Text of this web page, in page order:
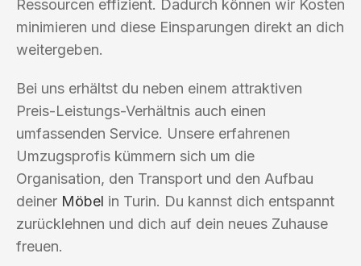
Ressourcen effizient. Dadurch können wir Kosten
minimieren und diese Einsparungen direkt an dich
weitergeben.
Bei uns erhältst du neben einem attraktiven
Preis-Leistungs-Verhältnis auch einen
umfassenden Service. Unsere erfahrenen
Umzugsprofis kümmern sich um die
Organisation, den Transport und den Aufbau
deiner Möbel in Turin. Du kannst dich entspannt
zurücklehnen und dich auf dein neues Zuhause
freuen.